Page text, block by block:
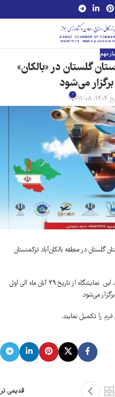
مهم
گلستان در «بالکان‌»
می‌شود
11
0
در منطقه بالکان‌آباد ترکمنستان
به گزارش روابط عمومی اتاق بازرگانی اهواز ، این نمایشگاه از تاریخ 29 آبان ماه الی اول
می‌شود.
فرم را تکمیل نمایند.
قدیمی تر